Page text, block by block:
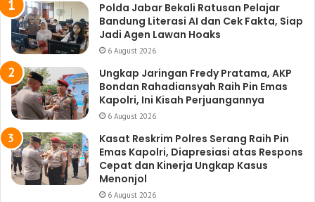
Polda Jabar Bekali Ratusan Pelajar
Bandung Literasi AI dan Cek Fakta, Siap
Jadi Agen Lawan Hoaks
6 August 2026
Ungkap Jaringan Fredy Pratama, AKP
Bondan Rahadiansyah Raih Pin Emas
Kapolri, Ini Kisah Perjuangannya
6 August 2026
Kasat Reskrim Polres Serang Raih Pin
Emas Kapolri, Diapresiasi atas Respons
Cepat dan Kinerja Ungkap Kasus
Menonjol
6 August 2026